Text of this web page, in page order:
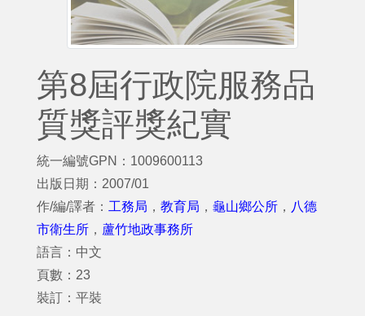
第8屆行政院服務品
質獎評獎紀實
統一編號GPN：1009600113
出版日期：2007/01
作/編/譯者： 工務局 ， 教育局 ， 龜山鄉公所 ， 八德
市衛生所 ， 蘆竹地政事務所
語言：中文
頁數：23
裝訂：平裝